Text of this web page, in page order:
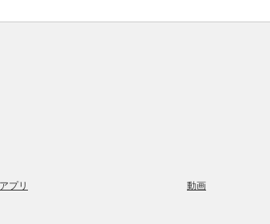
アプリ 動画